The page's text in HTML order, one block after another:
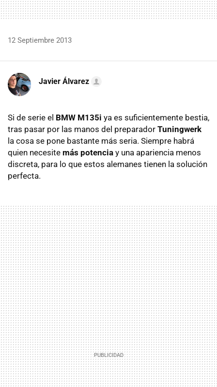
12 Septiembre 2013
Javier Álvarez
Si de serie el BMW M135i ya es suficientemente bestia,
tras pasar por las manos del preparador Tuningwerk
la cosa se pone bastante más seria. Siempre habrá
quien necesite más potencia y una apariencia menos
discreta, para lo que estos alemanes tienen la solución
perfecta.